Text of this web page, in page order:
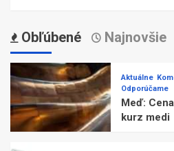
Obľúbené Najnovšie
Aktuálne
Odporúčame
Meď:
kurz medi